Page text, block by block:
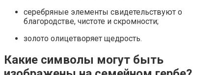
серебряные элементы свидетельствуют о
благородстве, чистоте и скромности;
золото олицетворяет щедрость.
Какие символы могут быть